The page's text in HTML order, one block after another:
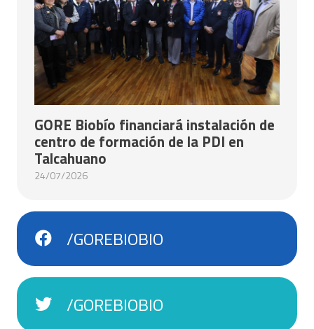
GORE Biobío financiará instalación de
centro de formación de la PDI en
Talcahuano
24/07/2026
/GOREBIOBIO
/GOREBIOBIO